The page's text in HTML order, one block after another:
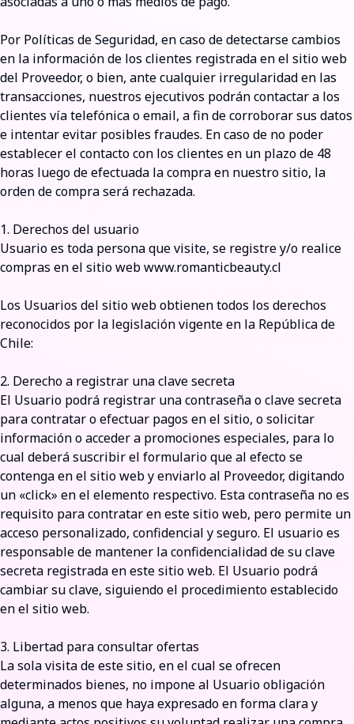
Por Políticas de Seguridad, en caso de detectarse cambios
en la información de los clientes registrada en el sitio web
del Proveedor, o bien, ante cualquier irregularidad en las
transacciones, nuestros ejecutivos podrán contactar a los
clientes vía telefónica o email, a fin de corroborar sus datos
e intentar evitar posibles fraudes. En caso de no poder
establecer el contacto con los clientes en un plazo de 48
horas luego de efectuada la compra en nuestro sitio, la
orden de compra será rechazada.
1. Derechos del usuario
Usuario es toda persona que visite, se registre y/o realice
compras en el sitio webwww.romanticbeauty.cl
Los Usuarios del sitio web obtienen todos los derechos
reconocidos por la legislación vigente en la República de
Chile:
2. Derecho a registrar una clave secreta
El Usuario podrá registrar una contraseña o clave secreta
para contratar o efectuar pagos en el sitio, o solicitar
información o acceder a promociones especiales, para lo
cual deberá suscribir el formulario que al efecto se
contenga en el sitio web y enviarlo al Proveedor, digitando
un «click» en el elemento respectivo. Esta contraseña no es
requisito para contratar en este sitio web, pero permite un
acceso personalizado, confidencial y seguro. El usuario es
responsable de mantener la confidencialidad de su clave
secreta registrada en este sitio web. El Usuario podrá
cambiar su clave, siguiendo el procedimiento establecido
en el sitio web.
3. Libertad para consultar ofertas
La sola visita de este sitio, en el cual se ofrecen
determinados bienes, no impone al Usuario obligación
alguna, a menos que haya expresado en forma clara y